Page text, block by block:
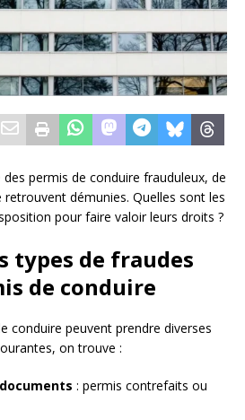
des permis de conduire frauduleux, de
démunies. Quelles sont les
pour faire valoir leurs droits ?
types de fraudes
de conduire
conduire peuvent prendre diverses
on trouve :
: permis contrefaits ou